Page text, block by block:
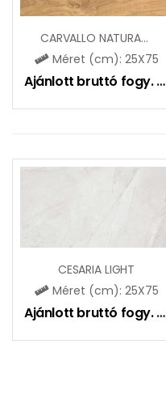
CARVALLO NATURAL ( CCR141)
Méret (cm): 25X75
Ajánlott bruttó fogy. ár:
CESARIA LIGHT
Méret (cm): 25X75
Ajánlott bruttó fogy. ár: